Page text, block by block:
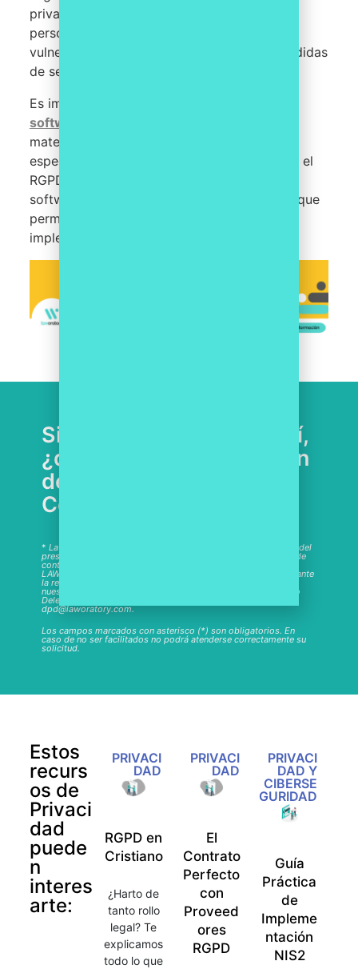
privacidad permiten la gestión de los datos
personales de los usuarios, la detección de
vulnerabilidades y la implementación de medidas
de seguridad adecuadas.
Es importante que las empresas elijan un
software de cumplimiento normativo
materia de privacidad que cumpla con las
especificaciones establecidas por la LOPD y el
RGPD. Además, es recomendable que este
software cuente con funciones de auditoría que
permitan evaluar la eficacia de las medidas
implementadas.
Si has llegado hasta aquí,
¿quieres más información
de las soluciones
CompaaS?
* Laworatory tratará los datos personales facilitados a través del
presente formulario con la finalidad de gestionar su solicitud de
contacto para agendar una demo de la herramienta de
LAWORATORY, legitimando el consentimiento mostrado mediante
la remisión del mismo. Puede obtener más información en
nuestra , así como contactar con nuestro
Delegado de Protección de Datos a través de
dpd@laworatory.com.
Los campos marcados con asterisco (*) son obligatorios. En
caso de no ser facilitados no podrá atenderse correctamente su
solicitud.
Estos
recurs
os de
Privaci
dad
puede
n
interes
arte:
PRIVACI
DAD
RGPD en
Cristiano
¿Harto de
tanto rollo
legal? Te
explicamos
todo lo que
PRIVACI
DAD
El
Contrato
Perfecto
con
Proveed
ores
RGPD
PRIVACI
DAD Y
CIBERSE
GURIDAD
Guía
Práctica
de
Impleme
ntación
NIS2